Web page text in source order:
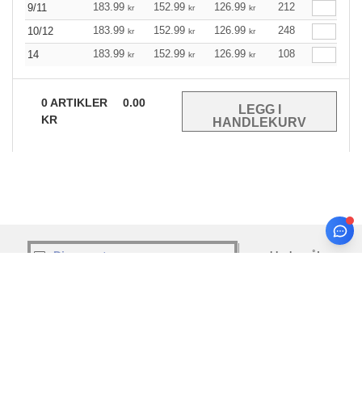
9/11
183.99 kr 152.99 kr 126.99 kr
212
10/12
183.99 kr 152.99 kr 126.99 kr
248
14
183.99 kr 152.99 kr 126.99 kr 108
0ARTIKLER
0.00
KR
melde deg på!